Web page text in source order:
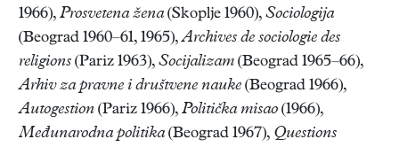
1966), Prosvetena žena(Skoplje 1960), Sociologija
(Beograd 1960–61, 1965),Archives de sociologie des
religions (Pariz 1963), Socijalizam (Beograd 1965–66),
Arhiv za pravne i društvene nauke (Beograd 1966),
Autogestion (Pariz 1966), Politička misao (1966),
Međunarodna politika(Beograd 1967), Questions